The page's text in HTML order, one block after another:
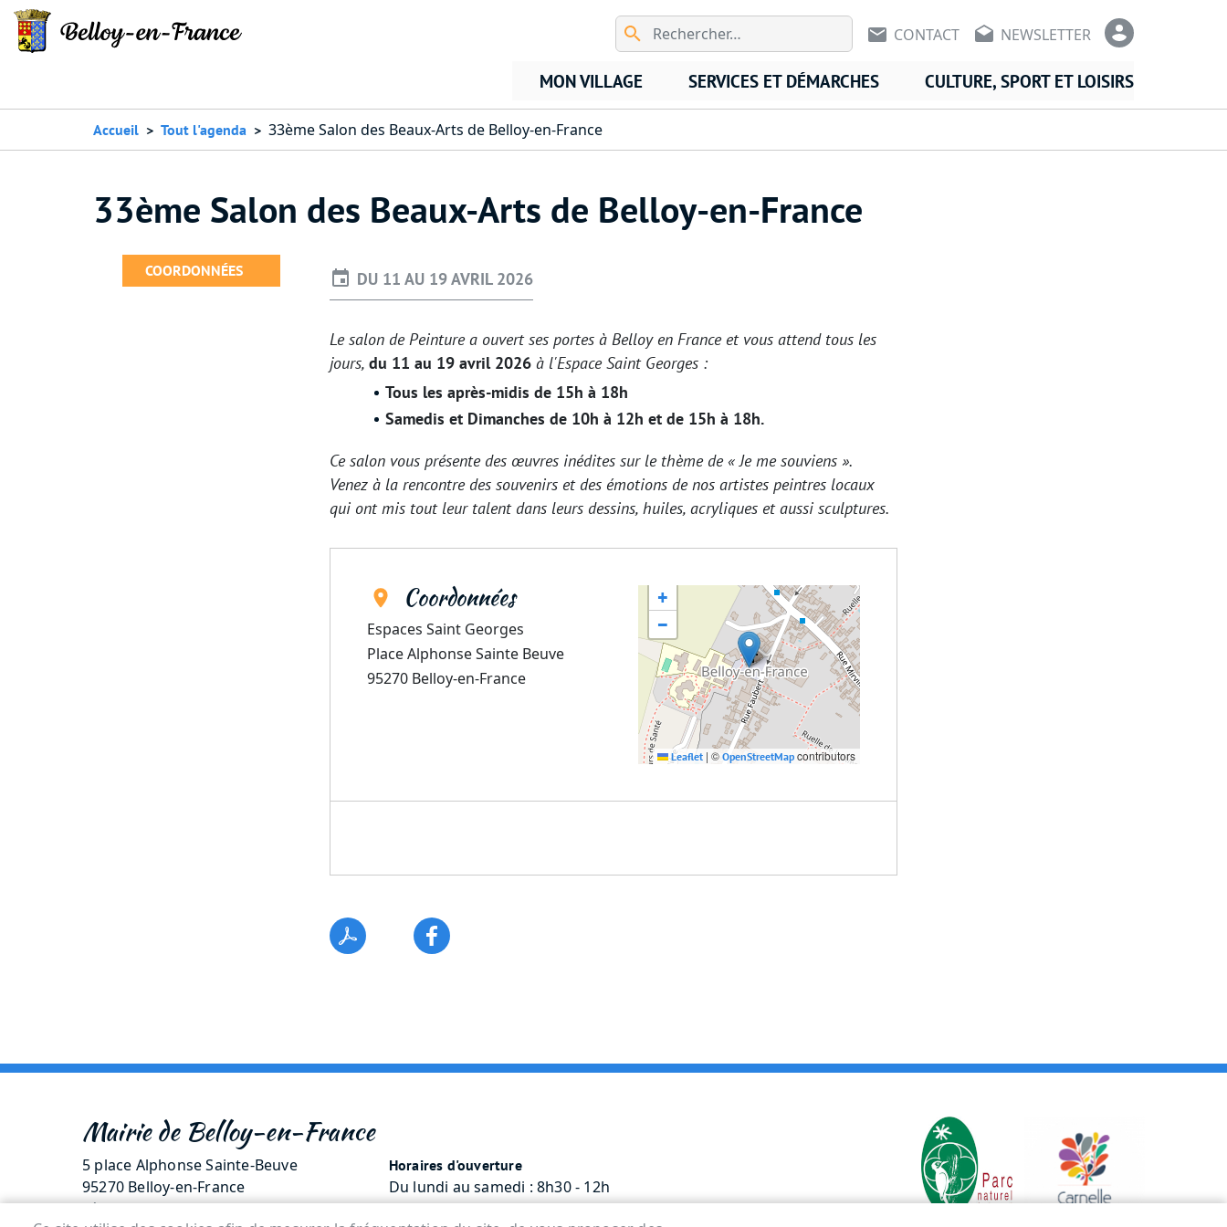
En-tête -
En-tête - Communication
CONTACT NEWSLETTER
MON VILLAGE SERVICES ET DÉMARCHES CULTURE, SPORT ET LOISIRS
Accueil Tout l'agenda 33ème Salon des Beaux-Arts de Belloy-en-France
33ème Salon des Beaux-Arts de Belloy-en-France
COORDONNÉES DU 11 AU 19 AVRIL 2026
Le salon de Peinture a ouvert ses portes à Belloy en France et vous attend tous les
jours,du 11 au 19 avril 2026à l'Espace Saint Georges :
Tous les après-midis de 15h à 18h
Samedis et Dimanches de 10h à 12h et de 15h à 18h.
Ce salon vous présente des œuvres inédites sur le thème de « Je me souviens ».
Venez à la rencontre des souvenirs et des émotions de nos artistes peintres locaux
qui ont mis tout leur talent dans leurs dessins, huiles, acryliques et aussi sculptures.
Coordonnées
Espaces Saint Georges
Place Alphonse Sainte Beuve
95270 Belloy-en-France
+
−
Leaflet | © OpenStreetMapcontributors
Mairie de Belloy-en-France
5 place Alphonse Sainte-Beuve
95270 Belloy-en-France
Tél. 01 30 35 70 14
Horaires d'ouverture
Du lundi au samedi : 8h30 - 12h
Mercredi : 8h30 - 12h / 13h30 - 17h45